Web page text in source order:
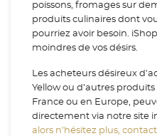
poissons, fromages sur
produits culinaires dont
pourriez avoir besoin.
moindres de vos désirs.
Les acheteurs désireux
Yellow ou d’autres
France ou en Europe,
directement via notre site
alors n’hésitez plus,